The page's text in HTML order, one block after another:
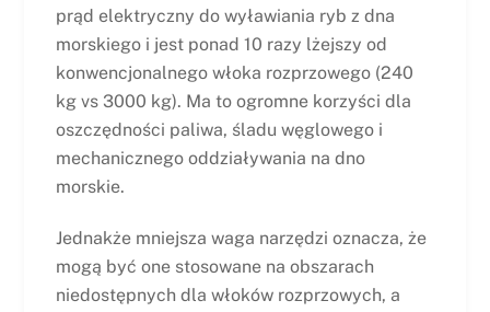
prąd elektryczny do wyławiania ryb z dna
morskiego i jest ponad 10 razy lżejszy od
konwencjonalnego włoka rozprzowego (240
kg vs 3000 kg). Ma to ogromne korzyści dla
oszczędności paliwa, śladu węglowego i
mechanicznego oddziaływania na dno
morskie.
Jednakże mniejsza waga narzędzi oznacza, że
mogą być one stosowane na obszarach
niedostępnych dla włoków rozprzowych, a